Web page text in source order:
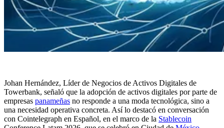
Johan Hernández, Líder de Negocios de Activos Digitales de
Towerbank, señaló que la adopción de activos digitales por parte de
empresas panameñas no responde a una moda tecnológica, sino a
una necesidad operativa concreta. Así lo destacó en conversación
con Cointelegraph en Español, en el marco de la Stablecoin